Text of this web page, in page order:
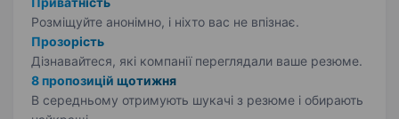
Розміщуйте анонімно, і ніхто вас не впізнає.
Прозорість
Дізнавайтеся, які компанії переглядали ваше резюме.
8 пропозицій щотижня
В середньому отримують шукачі з резюме і обирають